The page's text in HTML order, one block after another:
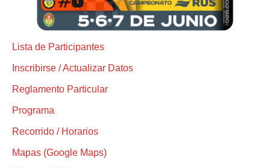
Lista de Participantes
Inscribirse / Actualizar Datos
Reglamento Particular
Programa
Recorrido / Horarios
Mapas (Google Maps)